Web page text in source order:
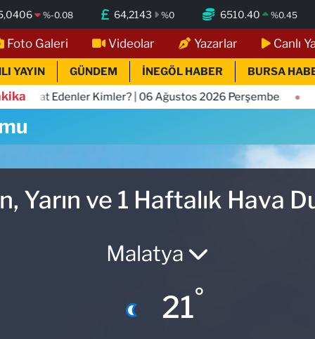
%-0.08 64,2143 %0 6510.40 %0.45
Foto Galeri Videolar Yazarlar Canlı
YAYIN GÜNDEM İNEGÖL HABER BURSA
Edenler Kimler? | 06 Ağustos 2026 Perşembe 23:05
Yarın ve 1 Haftalık Hava
Malatya
21°